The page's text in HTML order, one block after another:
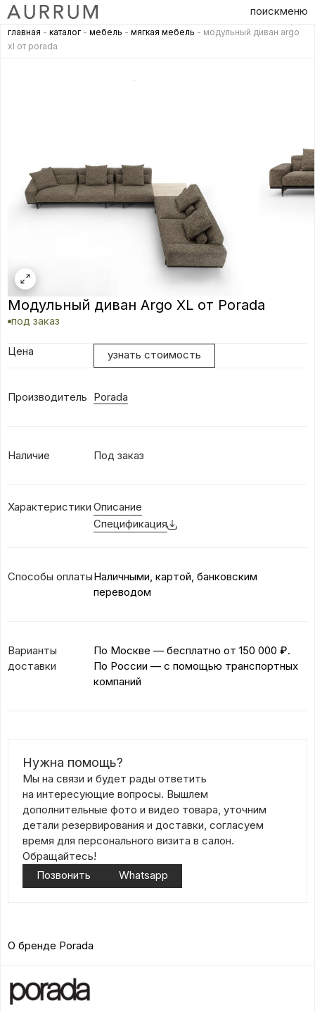
поискменю
главная - каталог - мебель - мягкая мебель - модульный диван argo
xl от porada
Модульный диван Argo XL от Porada
под заказ
Цена узнать стоимость
Производитель Porada
Наличие Под заказ
Характеристики Описание
Спецификация
Способы оплатыНаличными, картой, банковским
переводом
Варианты
доставки
По Москве — бесплатно от 150 000 ₽.
По России — с помощью транспортных
компаний
Нужна помощь?
Мы на связи и будет рады ответить
на интересующие вопросы. Вышлем
дополнительные фото и видео товара, уточним
детали резервирования и доставки, согласуем
время для персонального визита в салон.
Обращайтесь!
Позвонить
Whatsapp
О бренде Porada